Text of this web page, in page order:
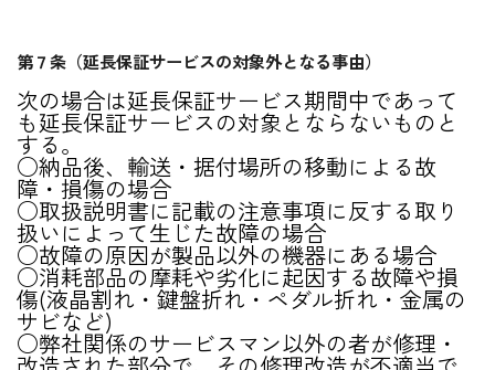
第７条（延長保証サービスの対象外となる事由）
次の場合は延長保証サービス期間中であって
も延長保証サービスの対象とならないものと
する。
○納品後、輸送・据付場所の移動による故
障・損傷の場合
○取扱説明書に記載の注意事項に反する取り
扱いによって生じた故障の場合
○故障の原因が製品以外の機器にある場合
○消耗部品の摩耗や劣化に起因する故障や損
傷(液晶割れ・鍵盤折れ・ペダル折れ・金属の
サビなど)
○弊社関係のサービスマン以外の者が修理・